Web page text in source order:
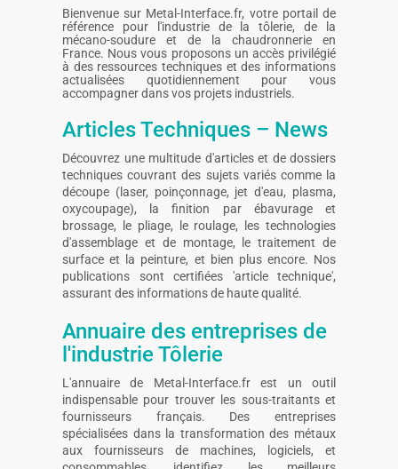
Bienvenue sur Metal-Interface.fr, votre portail de
référence pour l'industrie de la tôlerie, de la
mécano-soudure et de la chaudronnerie en
France. Nous vous proposons un accès privilégié
à des ressources techniques et des informations
actualisées quotidiennement pour vous
accompagner dans vos projets industriels.
Articles Techniques – News
Découvrez une multitude d'articles et de dossiers
techniques couvrant des sujets variés comme la
découpe (laser, poinçonnage, jet d'eau, plasma,
oxycoupage), la finition par ébavurage et
brossage, le pliage, le roulage, les technologies
d'assemblage et de montage, le traitement de
surface et la peinture, et bien plus encore. Nos
publications sont certifiées 'article technique',
assurant des informations de haute qualité.
Annuaire des entreprises de
l'industrie Tôlerie
L'annuaire de Metal-Interface.fr est un outil
indispensable pour trouver les sous-traitants et
fournisseurs français. Des entreprises
spécialisées dans la transformation des métaux
aux fournisseurs de machines, logiciels, et